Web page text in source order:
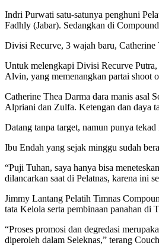
Indri Purwati satu-satunya penghuni
Fadhly (Jabar). Sedangkan di
Divisi Recurve, 3 wajah baru,
Untuk melengkapi Divisi Recurve
Alvin, yang memenangkan partai shoot
Catherine Thea Darma dara manis asal
Alpriani dan Zulfa. Ketengan dan daya
Datang tanpa target, namun punya
Ibu Endah yang sejak minggu sudah
“Puji Tuhan, saya hanya bisa
dilancarkan saat di Pelatnas, karena ini
Jimmy Lantang Pelatih Timnas
tata Kelola serta pembinaan panahan di
“Proses promosi dan degredasi
diperoleh dalam Seleknas,” terang